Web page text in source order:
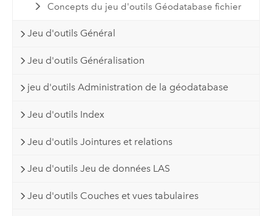
Concepts du jeu d'outils Géodatabase fichier
Jeu d'outils Général
Jeu d'outils Généralisation
jeu d'outils Administration de la géodatabase
Jeu d'outils Index
Jeu d'outils Jointures et relations
Jeu d'outils Jeu de données LAS
Jeu d'outils Couches et vues tabulaires